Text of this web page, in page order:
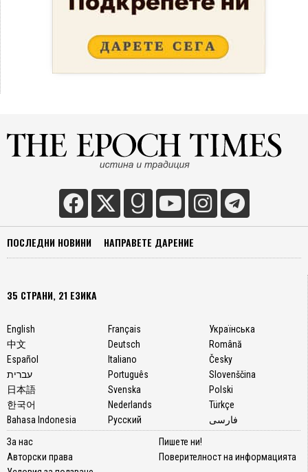
ПОСЛЕДНИ НОВИНИ НАПРАВЕТЕ ДАРЕНИЕ
35 СТРАНИ, 21 ЕЗИКА
English
中文
Español
עברית
日本語
한국어
Bahasa Indonesia
Français
Deutsch
Italiano
Português
Svenska
Nederlands
Русский
Українська
Română
Česky
Slovenščina
Polski
Türkçe
فارسی
За нас
Авторски права
Пишете ни!
Поверителност на информацията